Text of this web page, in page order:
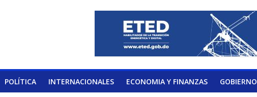
POLÍTICA INTERNACIONALES ECONOMIA Y FINANZAS GOBIERNO